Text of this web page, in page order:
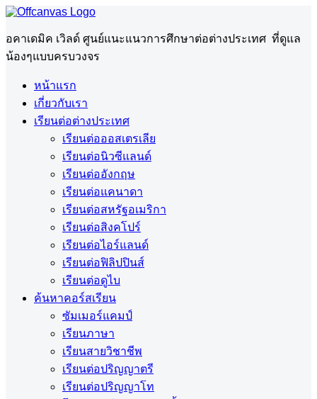
อคาเดมิค เวิลด์ ศูนย์แนะแนวการศึกษาต่อต่างประเทศ ที่ดูแล
น้องๆแบบครบวงจร
หน้าแรก
เกี่ยวกับเรา
เรียนต่อต่างประเทศ
เรียนต่อออสเตรเลีย
เรียนต่อนิวซีแลนด์
เรียนต่ออังกฤษ
เรียนต่อแคนาดา
เรียนต่อสหรัฐอเมริกา
เรียนต่อสิงคโปร์
เรียนต่อไอร์แลนด์
เรียนต่อฟิลิปปินส์
เรียนต่อดูไบ
ค้นหาคอร์สเรียน
ซัมเมอร์แคมป์
เรียนภาษา
เรียนสายวิชาชีพ
เรียนต่อปริญญาตรี
เรียนต่อปริญญาโท